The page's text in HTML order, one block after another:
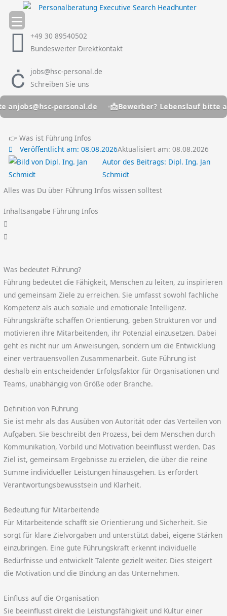
Inhalt
springen
+49 30 89540502
Bundesweiter Direktkontakt
jobs@hsc-personal.de
Schreiben Sie uns
personal.de 📩Bewerber? Lebenslauf bitte an
👉 Was ist Führung Infos
Veröffentlicht am:08.08.2026Aktualisiert am: 08.08.2026
Autor des Beitrags: Dipl. Ing. Jan
Schmidt
Alles was Du über Führung Infos wissen solltest
Inhaltsangabe Führung Infos
Was bedeutet Führung?
Führung bedeutet die Fähigkeit, Menschen zu leiten, zu inspirieren
und gemeinsam Ziele zu erreichen. Sie umfasst sowohl fachliche
Kompetenz als auch soziale und emotionale Intelligenz.
Führungskräfte schaffen Orientierung, geben Strukturen vor und
motivieren ihre Mitarbeitenden, ihr Potenzial einzusetzen. Dabei
geht es nicht nur um Anweisungen, sondern um die Entwicklung
einer vertrauensvollen Zusammenarbeit. Gute Führung ist
deshalb ein entscheidender Erfolgsfaktor für Organisationen und
Teams, unabhängig von Größe oder Branche.
Definition von Führung
Sie ist mehr als das Ausüben von Autorität oder das Verteilen von
Aufgaben. Sie beschreibt den Prozess, bei dem Menschen durch
Kommunikation, Vorbild und Motivation beeinflusst werden. Das
Ziel ist, gemeinsam Ergebnisse zu erzielen, die über die reine
Summe individueller Leistungen hinausgehen. Es erfordert
Verantwortungsbewusstsein und Klarheit.
Bedeutung für Mitarbeitende
Für Mitarbeitende schafft sie Orientierung und Sicherheit. Sie
sorgt für klare Zielvorgaben und unterstützt dabei, eigene Stärken
einzubringen. Eine gute Führungskraft erkennt individuelle
Bedürfnisse und entwickelt Talente gezielt weiter. Dies steigert
die Motivation und die Bindung an das Unternehmen.
Einfluss auf die Organisation
Sie beeinflusst direkt die Leistungsfähigkeit und Kultur einer